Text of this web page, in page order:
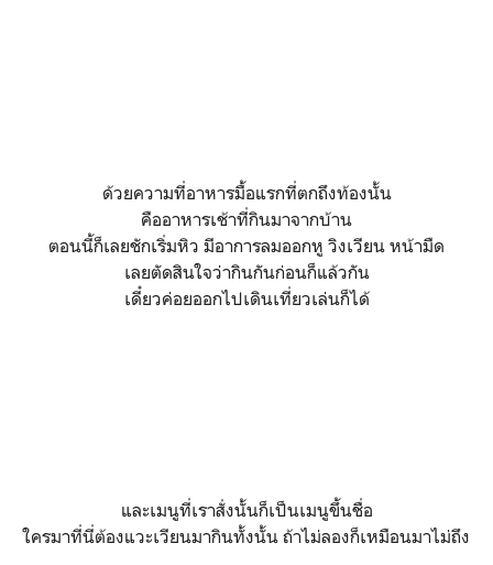
ด้วยความที่อาหารมื้อแรกที่ตกถึงท้องนั้น
คืออาหารเช้าที่กินมาจากบ้าน
ตอนนี้ก็เลยชักเริ่มหิว มีอาการลมออกหู วิงเวียน หน้ามืด
เลยตัดสินใจว่ากินกันก่อนก็แล้วกัน
เดี๋ยวค่อยออกไปเดินเที่ยวเล่นก็ได้
และเมนูที่เราสั่งนั้นก็เป็นเมนูขึ้นชื่อ
ใครมาที่นี่ต้องแวะเวียนมากินทั้งนั้น ถ้าไม่ลองก็เหมือนมาไม่ถึง